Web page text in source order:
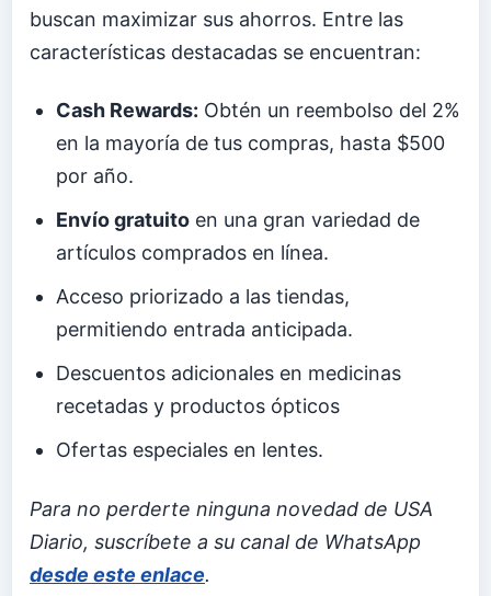
buscan maximizar sus ahorros. Entre las
características destacadas se encuentran:
Cash Rewards: Obtén un reembolso del 2%
en la mayoría de tus compras, hasta $500
por año.
Envío gratuito en una gran variedad de
artículos comprados en línea.
Acceso priorizado a las tiendas,
permitiendo entrada anticipada.
Descuentos adicionales en medicinas
recetadas y productos ópticos
Ofertas especiales en lentes.
Para no perderte ninguna novedad de USA
Diario, suscríbete a su canal de WhatsApp
desde este enlace.